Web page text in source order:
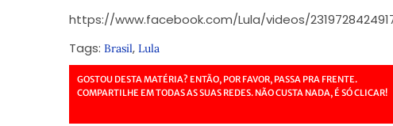
https://www.facebook.com/Lula/videos/
Tags: Brasil, Lula
GOSTOU DESTA MATÉRIA? ENTÃO, POR FAVOR, PASSA PRA FRENTE.
COMPARTILHE EM TODAS AS SUAS REDES. NÃO CUSTA NADA, É SÓ CLICAR!